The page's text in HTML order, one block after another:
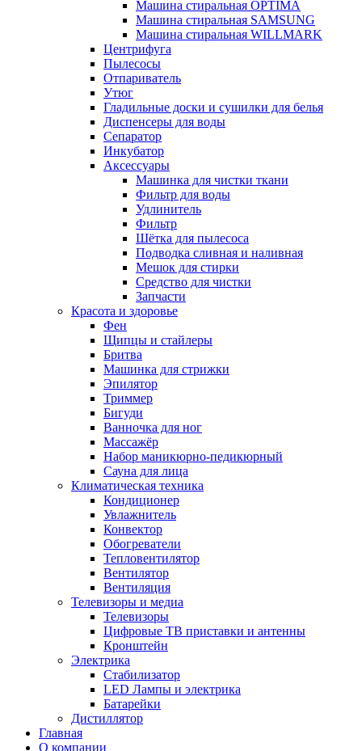
Машина стиральная OPTIMA
Машина стиральная SAMSUNG
Машина стиральная WILLMARK
Центрифуга
Пылесосы
Отпариватель
Утюг
Гладильные доски и сушилки для белья
Диспенсеры для воды
Сепаратор
Инкубатор
Аксессуары
Машинка для чистки ткани
Фильтр для воды
Удлинитель
Фильтр
Шётка для пылесоса
Подводка сливная и наливная
Мешок для стирки
Средство для чистки
Запчасти
Красота и здоровье
Фен
Щипцы и стайлеры
Бритва
Машинка для стрижки
Эпилятор
Триммер
Бигуди
Ванночка для ног
Массажёр
Набор маникюрно-педикюрный
Сауна для лица
Климатическая техника
Кондиционер
Увлажнитель
Конвектор
Обогреватели
Тепловентилятор
Вентилятор
Вентиляция
Телевизоры и медиа
Телевизоры
Цифровые ТВ приставки и антенны
Кронштейн
Электрика
Стабилизатор
LED Лампы и электрика
Батарейки
Дистиллятор
Главная
О компании